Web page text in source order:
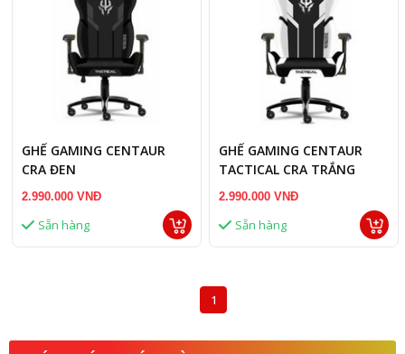
GHẾ GAMING CENTAUR
CRA ĐEN
2.990.000 VNĐ
Sẵn hàng
GHẾ GAMING CENTAUR
TACTICAL CRA TRẮNG
2.990.000 VNĐ
Sẵn hàng
1